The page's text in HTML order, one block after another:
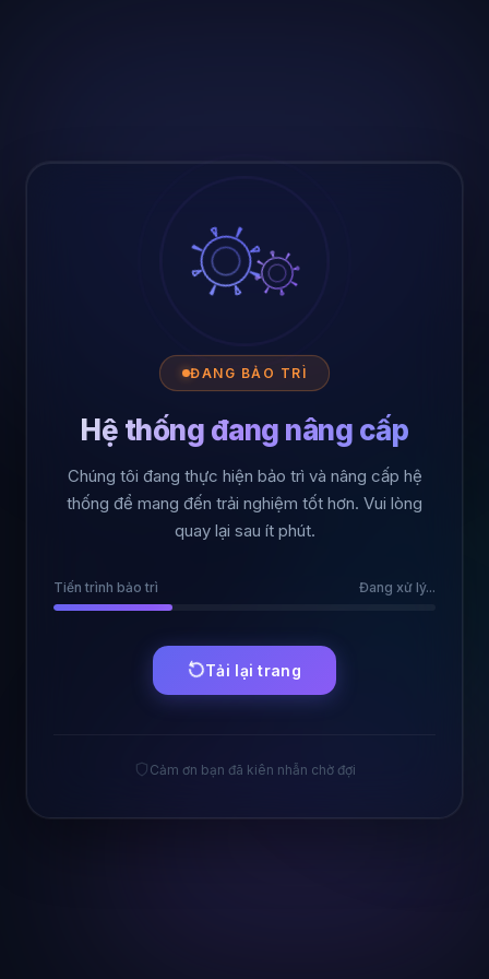
ĐANG BẢO TRÌ
Hệ thống đang nâng cấp
Chúng tôi đang thực hiện bảo trì và nâng cấp hệ
thống để mang đến trải nghiệm tốt hơn. Vui lòng
quay lại sau ít phút.
Tiến trình bảo trì Đang xử lý...
Tải lại trang
Cảm ơn bạn đã kiên nhẫn chờ đợi